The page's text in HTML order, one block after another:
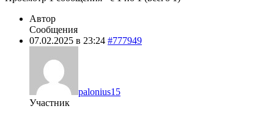
Автор
Сообщения
07.02.2025 в 23:24 #777949
palonius15
Участник